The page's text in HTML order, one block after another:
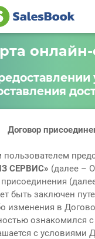
Договор
СЕРВИС» (далее –
быть заключен
изменения в
с условиями